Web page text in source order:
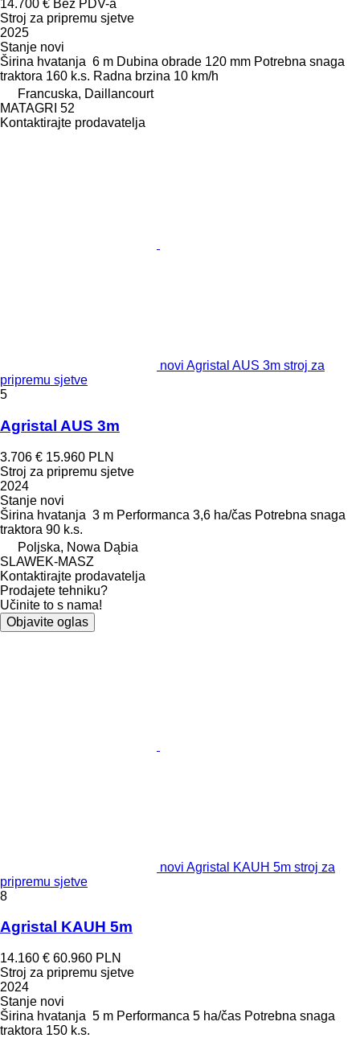
14.700 € Bez PDV-a
Stroj za pripremu sjetve
2025
Stanje novi
Širina hvatanja 6 m Dubina obrade 120 mm Potrebna snaga
traktora 160 k.s. Radna brzina 10 km/h
Francuska, Daillancourt
MATAGRI 52
Kontaktirajte prodavatelja
novi Agristal AUS 3m stroj za
pripremu sjetve
5
Agristal AUS 3m
3.706 € 15.960 PLN
Stroj za pripremu sjetve
2024
Stanje novi
Širina hvatanja 3 m Performanca 3,6 ha/čas Potrebna snaga
traktora 90 k.s.
Poljska, Nowa Dąbia
SLAWEK-MASZ
Kontaktirajte prodavatelja
Prodajete tehniku?
Učinite to s nama!
Objavite oglas
novi Agristal KAUH 5m stroj za
pripremu sjetve
8
Agristal KAUH 5m
14.160 € 60.960 PLN
Stroj za pripremu sjetve
2024
Stanje novi
Širina hvatanja 5 m Performanca 5 ha/čas Potrebna snaga
traktora 150 k.s.